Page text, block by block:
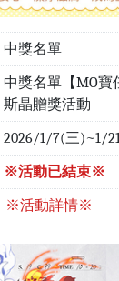
中獎名單
中獎名單【MO寶
斯晶贈獎活動
2026/1/7(三)~1/
※活動已結束※
※活動詳情※